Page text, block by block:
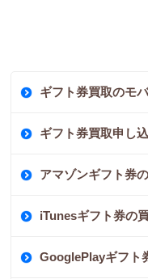
ギフト券買取のモ
ギフト券買取申し
アマゾンギフト券
iTunesギフト券の
GooglePlayギフト